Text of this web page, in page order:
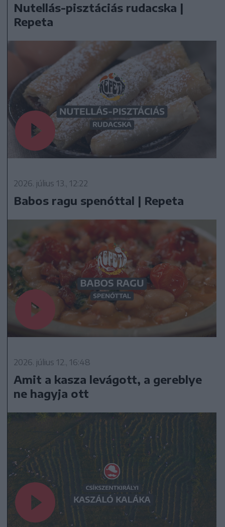
Nutellás-pisztáciás rudacska |
Repeta
2026. július 13., 12:22
Babos ragu spenóttal | Repeta
2026. július 12., 16:48
Amit a kasza levágott, a gereblye
ne hagyja ott